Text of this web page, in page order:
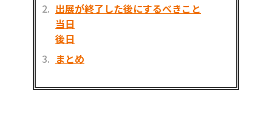
出展が終了した後にするべきこと
当日
後日
まとめ